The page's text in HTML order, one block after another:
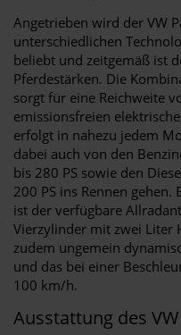
Angetrieben wird der VW
unterschiedlichen
beliebt und zeitgemäß ist
Pferdestärken. Die
sorgt für eine Reichweite
emissionsfreien
erfolgt in nahezu jedem
dabei auch von den
bis 280 PS sowie den
200 PS ins Rennen gehen.
ist der verfügbare
Vierzylinder mit zwei Liter
zudem ungemein
und das bei einer
100 km/h.
Ausstattung des